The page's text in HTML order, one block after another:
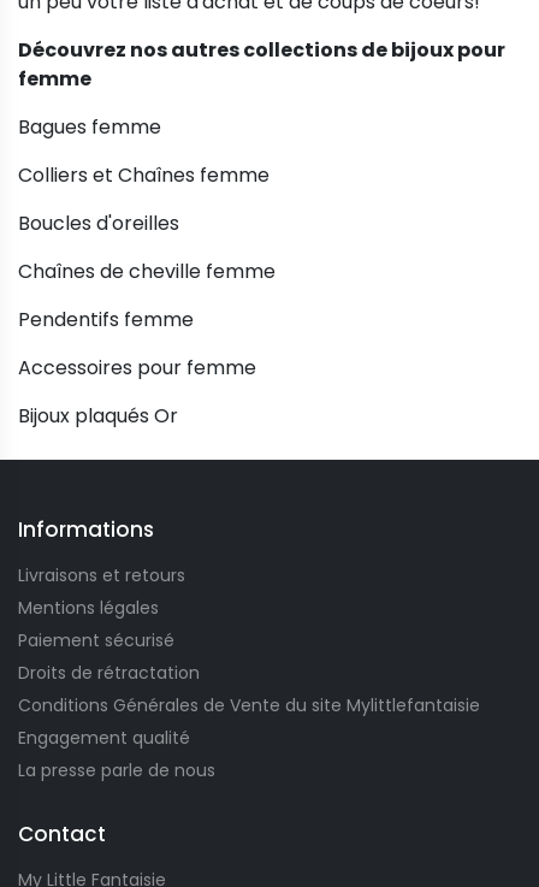
Découvrez nos autres collections de bijoux pour
femme
Bagues femme
Colliers et Chaînes femme
Boucles d'oreilles
Chaînes de cheville femme
Pendentifs femme
Accessoires pour femme
Bijoux plaqués Or
Informations
Livraisons et retours
Mentions légales
Paiement sécurisé
Droits de rétractation
Conditions Générales de Vente du site Mylittlefantaisie
Engagement qualité
La presse parle de nous
Contact
My Little Fantaisie